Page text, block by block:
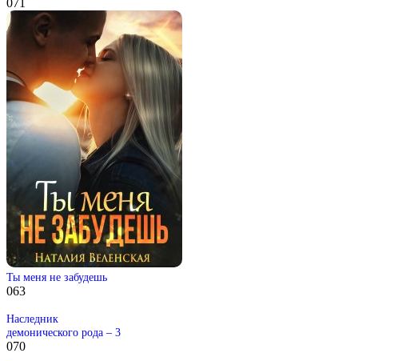
Ты меня не забудешь
063
Наследник
демонического рода – 3
070